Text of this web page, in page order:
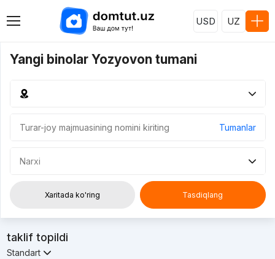
USD UZ
Yangi binolar Yozyovon tumani
Tumanlar
Narxi
Xaritada ko'ring Tasdiqlang
taklif topildi
Standart